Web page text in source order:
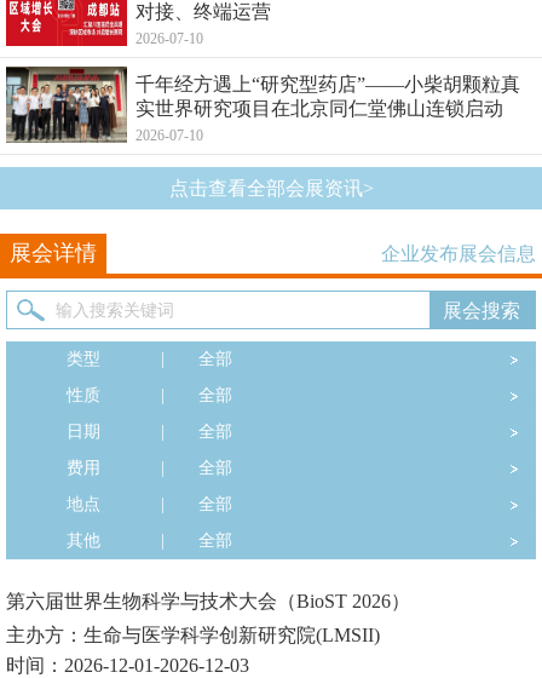
对接、终端运营
2026-07-10
千年经方遇上“研究型药店”——小柴胡颗粒真
实世界研究项目在北京同仁堂佛山连锁启动
2026-07-10
点击查看全部会展资讯>
展会详情 企业发布展会信息
类型
全部
性质
全部
日期
全部
费用
全部
地点
全部
其他
全部
第六届世界生物科学与技术大会（BioST 2026）
主办方：生命与医学科学创新研究院(LMSII)
时间：2026-12-01-2026-12-03